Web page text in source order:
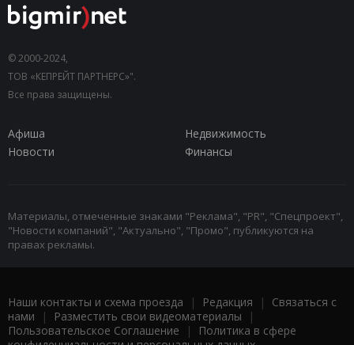
© 2000-2024,
ТОВ «КЕПРЕЙТ ПАРТНЕРС»".
Все права защищены.
Афиша
Недвижимость
Новости
Финансы
Материалы, отмеченные знаками "Реклама", "PR", "Спецпроект",
"Новости компаний", "Актуально", "Промо", публикуются на
правах рекламы.
Наши контакты и схема проезда | Редакция | Связаться с
нами | Разместить свои видеоматериалы |
Пользовательское Соглашение |
Политика в сфере